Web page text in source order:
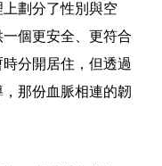
劃分了性別與空
個更安全、更符合
分開居住，但透過
那份血脈相連的韌